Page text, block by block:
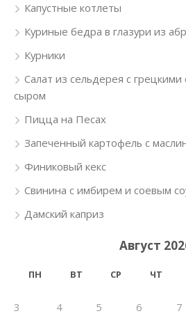
Капустные котлеты
Куриные бедра в глазури из
Курники
Салат из сельдерея с
сыром
Пицца на Песах
Запеченный картофель с
Финиковый кекс
Свинина с имбирем и соевым
Дамский каприз
Август
ПН ВТ СР ЧТ
3
4 5 6 7